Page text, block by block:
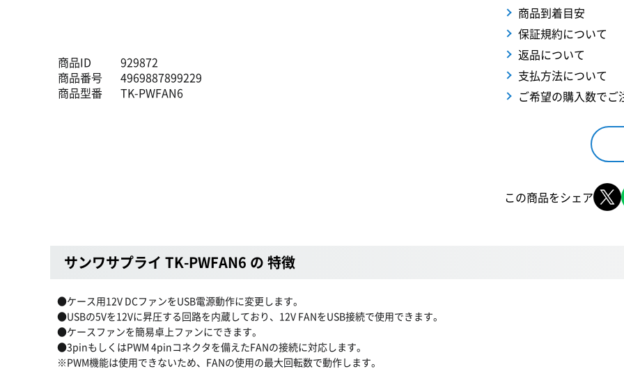
商品ID
929872
商品番号
4969887899229
商品型番
TK-PWFAN6
商品到着目安
保証規約について
返品について
支払方法について
ご希望の購入数でご
この商品をシェア
サンワサプライ TK-PWFAN6 の 特徴
●ケース用12V DCファンをUSB電源動作に変更します。
●USBの5Vを12Vに昇圧する回路を内蔵しており、12V FANをUSB接続で使用できます。
●ケースファンを簡易卓上ファンにできます。
●3pinもしくはPWM 4pinコネクタを備えたFANの接続に対応します。
※PWM機能は使用できないため、FANの使用の最大回転数で動作します。